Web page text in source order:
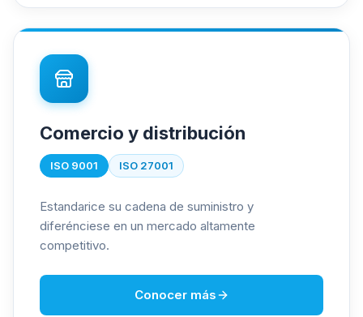
Comercio y distribución
ISO 9001 ISO 27001
Estandarice su cadena de suministro y
diferénciese en un mercado altamente
competitivo.
Conocer más